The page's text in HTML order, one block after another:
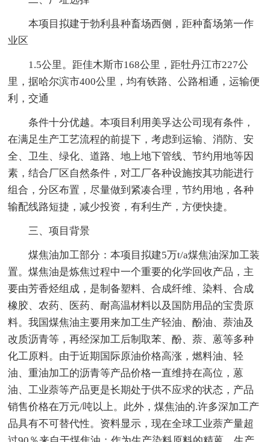
本项目拟建于勃利县种畜场西侧，距种畜场第一作
业区
1.5公里。距佳木斯市168公里，距牡丹江市227公
里，据哈尔滨市400公里，均有铁路、公路相通，运输便
利，交通
条件十分优越。本项目利用美孚达公司现有条件，
在满足生产工艺流程的前提下，考虑到运输、消防、安
全、卫生、绿化、道路、地上地下管线、节约用地等因
素，结合厂区自然条件，对工厂各种设施按其功能进行
组合，分区布置，尽量做到紧凑合理，节约用地，各种
输配线路短捷，减少投资，有利生产，方便快捷。
三、项目背景
煤焦油加工部分：本项目拟建5万t/a煤焦油深加工装
置。煤焦油是炼焦过程中一个重要的化学回收产品，主
要由芳香烃组成，是制备塑料、合成纤维、染料、合成
橡胶、农药、医药、耐高温材料以及国防用品的宝贵原
料。我国煤焦油主要用来加工生产轻油、酚油、萘油及
改质沥青等，再经深加工后制取苯、酚、萘、蒽等多种
化工原料。由于近期国际原油价格高涨，燃料油、轻
油、重油加工的沥青等产品价格一直维持在高位，蒽
油、工业萘等产品更是长期处于供不应求的状态，产品
销售价格在万元/吨以上。此外，煤焦油的.许多深加工产
品具有不可替代性。资料显示，现在全球工业萘产量超